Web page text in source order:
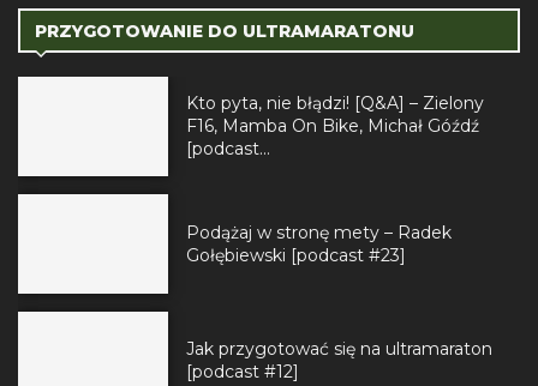
PRZYGOTOWANIE DO ULTRAMARATONU
Kto pyta, nie błądzi! [Q&A] – Zielony
F16, Mamba On Bike, Michał Góźdź
[podcast...
Podążaj w stronę mety – Radek
Gołębiewski [podcast #23]
Jak przygotować się na ultramaraton
[podcast #12]